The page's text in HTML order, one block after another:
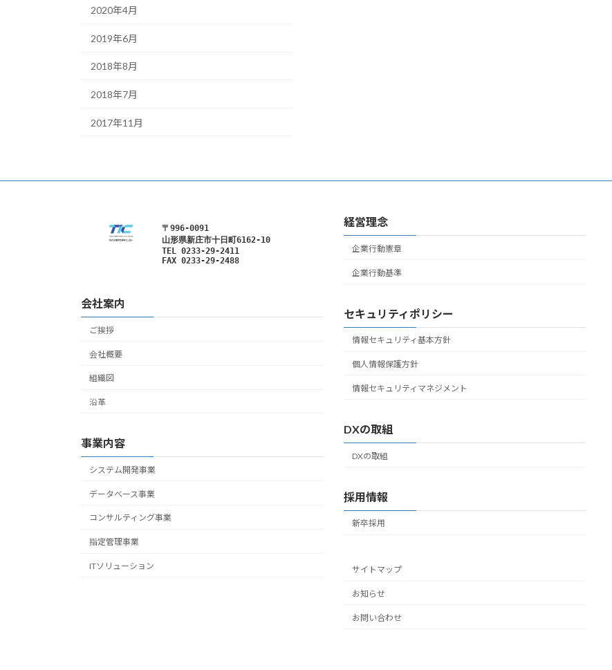
2020年4月
2019年6月
2018年8月
2018年7月
2017年11月
〒996-0091
山形県新庄市十日町6162-10
TEL 0233-29-2411
FAX 0233-29-2488
会社案内
ご挨拶
会社概要
組織図
沿革
事業内容
システム開発事業
データベース事業
コンサルティング事業
指定管理事業
ITソリューション
経営理念
企業行動憲章
企業行動基準
セキュリティポリシー
情報セキュリティ基本方針
個人情報保護方針
情報セキュリティマネジメント
DXの取組
DXの取組
採用情報
新卒採用
サイトマップ
お知らせ
お問い合わせ